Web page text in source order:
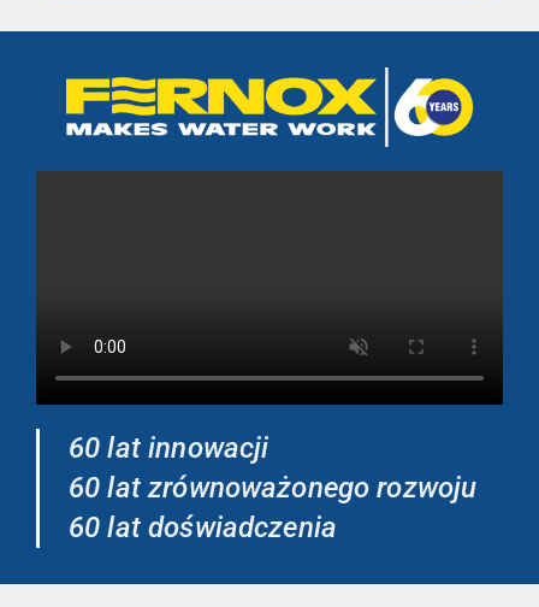
60 lat innowacji
60 lat zrównoważonego rozwoju
60 lat doświadczenia